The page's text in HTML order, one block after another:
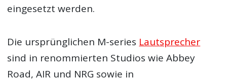
eingesetzt werden.
Die ursprünglichen M-series Lautsprecher
sind in renommierten Studios wie Abbey
Road, AIR und NRG sowie in